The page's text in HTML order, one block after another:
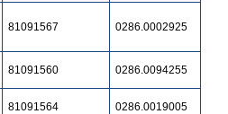
81091567 0286.0002925
81091560 0286.0094255
81091564 0286.0019005